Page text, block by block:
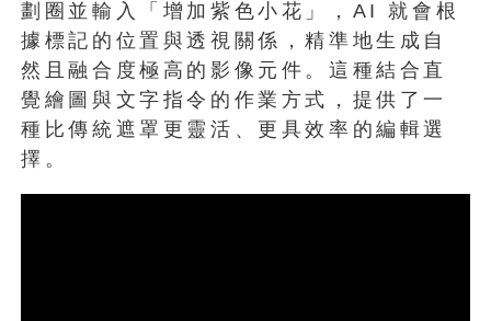
劃圈並輸入「增加紫色小花」，AI 就會根
據標記的位置與透視關係，精準地生成自
然且融合度極高的影像元件。這種結合直
覺繪圖與文字指令的作業方式，提供了一
種比傳統遮罩更靈活、更具效率的編輯選
擇。